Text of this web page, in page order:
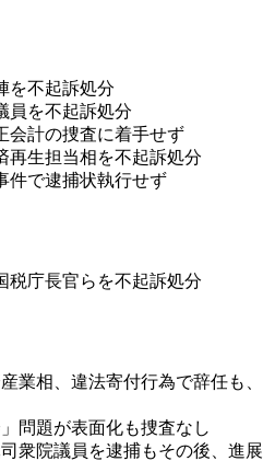
不起訴処分
を不起訴処分
計の捜査に着手せず
生担当相を不起訴処分
で逮捕状執行せず
庁長官らを不起訴処分
相、違法寄付行為で辞任も、
問題が表面化も捜査なし
衆院議員を逮捕もその後、進展